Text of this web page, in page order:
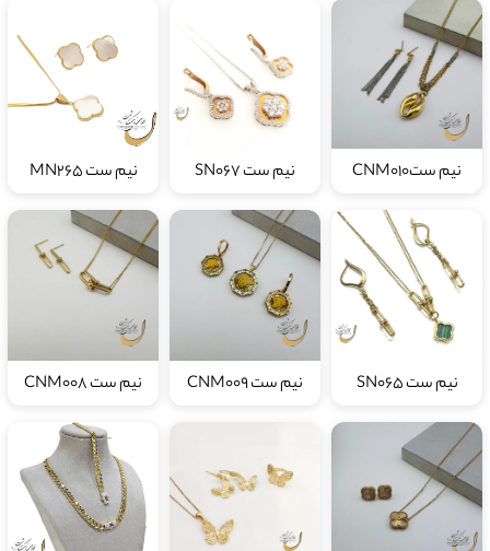
نیم ستCNM010 نیم ست MN265
نیم ست CNM009 نیم ست CNM008